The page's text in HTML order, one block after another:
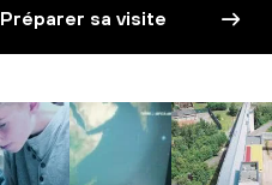
Préparer sa visite